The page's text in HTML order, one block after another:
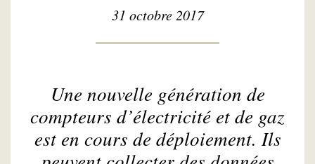
31 octobre 2017
Une nouvelle génération de
compteurs d’électricité et de gaz
est en cours de déploiement. Ils